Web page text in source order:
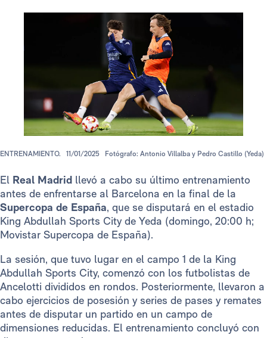
ENTRENAMIENTO. 11/01/2025 Fotógrafo: Antonio Villalba y Pedro Castillo (Yeda)
El Real Madrid llevó a cabo su último entrenamiento
antes de enfrentarse al Barcelona en la final de la
Supercopa de España, que se disputará en el estadio
King Abdullah Sports City de Yeda (domingo, 20:00 h;
Movistar Supercopa de España).
La sesión, que tuvo lugar en el campo 1 de la King
Abdullah Sports City, comenzó con los futbolistas de
Ancelotti divididos en rondos. Posteriormente, llevaron a
cabo ejercicios de posesión y series de pases y remates
antes de disputar un partido en un campo de
dimensiones reducidas. El entrenamiento concluyó con